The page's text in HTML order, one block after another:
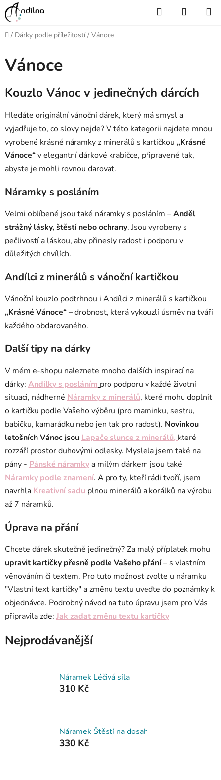
Přejít
na
obsah
Hledat
KOŠÍK
Domů
/ Dárky podle příležitostí / Vánoce
Vánoce
Kouzlo Vánoc v jedinečných dárcích
Hledáte originální vánoční dárek, který má smysl a
vyjadřuje to, co slovy nejde? V této kategorii najdete mnou
vyrobené krásné náramky z minerálů s kartičkou „Krásné
Vánoce“v elegantní dárkové krabičce, připravené tak,
abyste je mohli rovnou darovat.
Náramky s posláním
Velmi oblíbené jsou také náramky s posláním –Anděl
strážný lásky, štěstí nebo ochrany. Jsou vyrobeny s
pečlivostí a láskou, aby přinesly radost i podporu v
důležitých chvílích.
Andílci z minerálů s vánoční kartičkou
Vánoční kouzlo podtrhnou i Andílci z minerálů s kartičkou
„Krásné Vánoce“– drobnost, která vykouzlí úsměv na tváři
každého obdarovaného.
Další tipy na dárky
V mém e-shopu naleznete mnoho dalších inspirací na
dárky: Andílky s posláním pro podporu v každé životní
situaci, nádherné Náramky z minerálů, které mohu doplnit
o kartičku podle Vašeho výběru (pro maminku, sestru,
babičku, kamarádku nebo jen tak pro radost). Novinkou
letošních Vánoc jsou Lapače slunce z minerálů, které
rozzáří prostor duhovými odlesky. Myslela jsem také na
pány - Pánské náramky a milým dárkem jsou také
Náramky podle znamení. A pro ty, kteří rádi tvoří, jsem
navrhla Kreativní sadu plnou minerálů a korálků na výrobu
až 7 náramků.
Úprava na přání
Chcete dárek skutečně jedinečný? Za malý příplatek mohu
upravit kartičky přesně podle Vašeho přání– s vlastním
věnováním či textem. Pro tuto možnost zvolte u náramku
"Vlastní text kartičky" a změnu textu uveďte do poznámky k
objednávce. Podrobný návod na tuto úpravu jsem pro Vás
připravila zde: Jak zadat změnu textu kartičky
Nejprodávanější
Náramek Léčivá síla
310 Kč
Náramek Štěstí na dosah
330 Kč